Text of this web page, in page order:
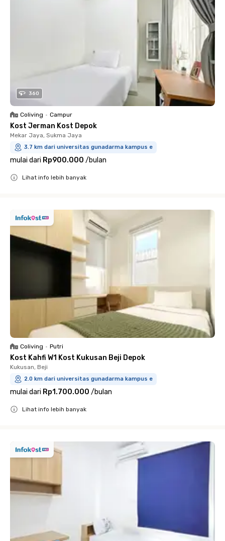
360
Coliving • Campur
Kost Jerman Kost Depok
Mekar Jaya, Sukma Jaya
3.7 km dari universitas gunadarma kampus e
mulai dari Rp900.000 /bulan
Lihat info lebih banyak
Coliving • Putri
Kost Kahfi W1 Kost Kukusan Beji Depok
Kukusan, Beji
2.0 km dari universitas gunadarma kampus e
mulai dari Rp1.700.000 /bulan
Lihat info lebih banyak